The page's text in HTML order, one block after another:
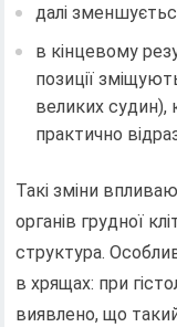
далі
в кінцевому
позиції
великих судин),
практично
Такі зміни
органів грудної
структура.
в хрящах: при
виявлено, що